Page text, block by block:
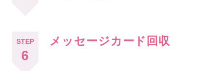
STEP
6
メッセージカード回収